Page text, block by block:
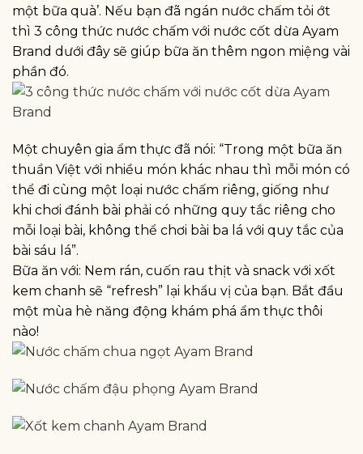
một bữa quà’. Nếu bạn đã ngán nước chấm tỏi ớt
thì 3 công thức nước chấm với nước cốt dừa Ayam
Brand dưới đây sẽ giúp bữa ăn thêm ngon miệng vài
phần đó.
Một chuyên gia ẩm thực đã nói: “Trong một bữa ăn
thuần Việt với nhiều món khác nhau thì mỗi món có
thể đi cùng một loại nước chấm riêng, giống như
khi chơi đánh bài phải có những quy tắc riêng cho
mỗi loại bài, không thể chơi bài ba lá với quy tắc của
bài sáu lá”.
Bữa ăn với: Nem rán, cuốn rau thịt và snack với xốt
kem chanh sẽ “refresh” lại khẩu vị của bạn. Bắt đầu
một mùa hè năng động khám phá ẩm thực thôi
nào!